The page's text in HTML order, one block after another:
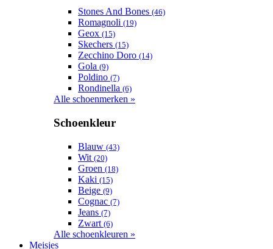
Stones And Bones (46)
Romagnoli (19)
Geox (15)
Skechers (15)
Zecchino Doro (14)
Gola (9)
Poldino (7)
Rondinella (6)
Alle schoenmerken »
Schoenkleur
Blauw (43)
Wit (20)
Groen (18)
Kaki (15)
Beige (9)
Cognac (7)
Jeans (7)
Zwart (6)
Alle schoenkleuren »
Meisjes